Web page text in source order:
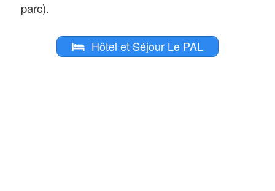
d’attractions et un zoo animalier
complet
parc).
Hôtel et Séjour Le PAL